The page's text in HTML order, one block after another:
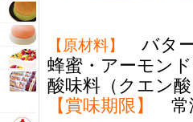
【原材料】
バタ
蜂蜜・アーモン
酸味料（クエン
【賞味期限】
常